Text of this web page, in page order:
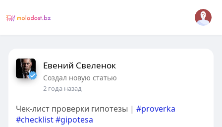
Евений Свеленок
Создал новую статью
2 года назад
Чек-лист проверки гипотезы | #proverka
#checklist#gipotesa